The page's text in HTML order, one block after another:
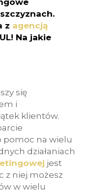
z agencją
Na jakie
się
i
klientów.
pomoc na wielu
działaniach
jest
z niej możesz
w wielu